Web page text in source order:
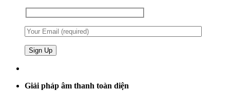
Giải pháp âm thanh toàn diện